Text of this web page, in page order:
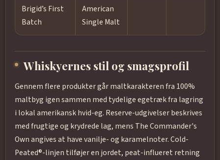
Brigid’s First
Batch
American
Single Malt
Whiskyernes stil og smagsprofil
Gennem flere produkter går maltkarakteren fra 100%
maltbyg igen sammen med tydelige egetræk fra lagring
i lokal amerikansk hvid-eg. Reserve-udgivelser beskrives
med frugtige og krydrede lag, mens The Commander's
Own angives at have vanilje- og karamelnoter. Cold-
Peated®-linjen tilføjer en jordet, peat-influeret retning